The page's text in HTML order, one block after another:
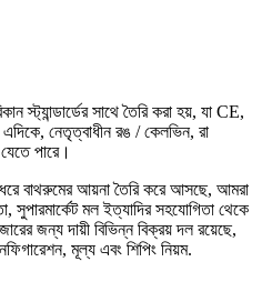
স্ট্যান্ডার্ডের সাথে তৈরি করা হয়, যা CE,
নেতৃত্বাধীন রঙ / কেলভিন, রা
পারে।
বাথরুমের আয়না তৈরি করে আসছে, আমরা
সুপারমার্কেট মল ইত্যাদির সহযোগিতা থেকে
জন্য দায়ী বিভিন্ন বিক্রয় দল রয়েছে,
মূল্য এবং শিপিং নিয়ম.